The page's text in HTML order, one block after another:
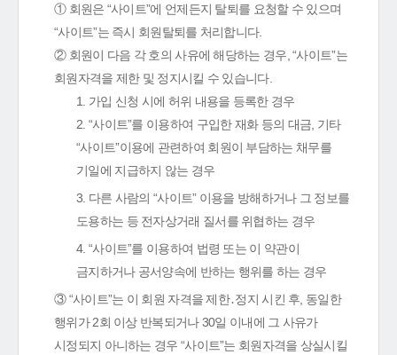
① 회원은 “사이트”에 언제든지 탈퇴를 요청할 수 있으며
“사이트”는 즉시 회원탈퇴를 처리합니다.
② 회원이 다음 각 호의 사유에 해당하는 경우, “사이트”는
회원자격을 제한 및 정지시킬 수 있습니다.
1. 가입 신청 시에 허위 내용을 등록한 경우
2. “사이트”를 이용하여 구입한 재화 등의 대금, 기타
“사이트”이용에 관련하여 회원이 부담하는 채무를
기일에 지급하지 않는 경우
3. 다른 사람의 “사이트” 이용을 방해하거나 그 정보를
도용하는 등 전자상거래 질서를 위협하는 경우
4. “사이트”를 이용하여 법령 또는 이 약관이
금지하거나 공서양속에 반하는 행위를 하는 경우
③ “사이트”는 이 회원 자격을 제한․정지 시킨 후, 동일한
행위가 2회 이상 반복되거나 30일 이내에 그 사유가
시정되지 아니하는 경우 “사이트”는 회원자격을 상실시킬